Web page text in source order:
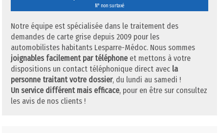
N° non surtaxé
Notre équipe est spécialisée dans le traitement des
demandes de carte grise depuis 2009 pour les
automobilistes habitants Lesparre-Médoc. Nous sommes
joignables facilement par téléphone et mettons à votre
dispositions un contact téléphonique direct avec la
personne traitant votre dossier, du lundi au samedi !
Un service différent mais efficace, pour en être sur consultez
les avis de nos clients !